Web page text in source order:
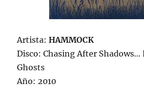
Artista:HAMMOCK
Disco: Chasing After
Ghosts
Año: 2010